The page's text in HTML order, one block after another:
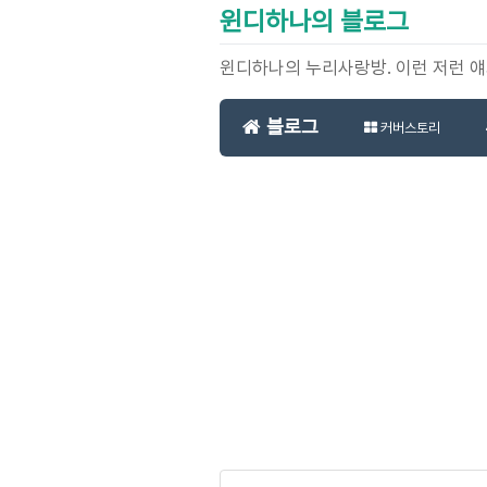
윈디하나의 블로그
윈디하나의 누리사랑방. 이런 저런 얘
블로그 커버스토리